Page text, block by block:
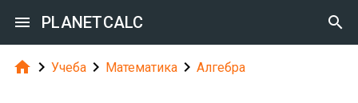
 PLANETCALC 
  Учеба  Математика  Алгебра